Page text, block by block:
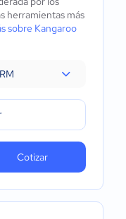
herramientas más
sobre Kangaroo
Cotizar